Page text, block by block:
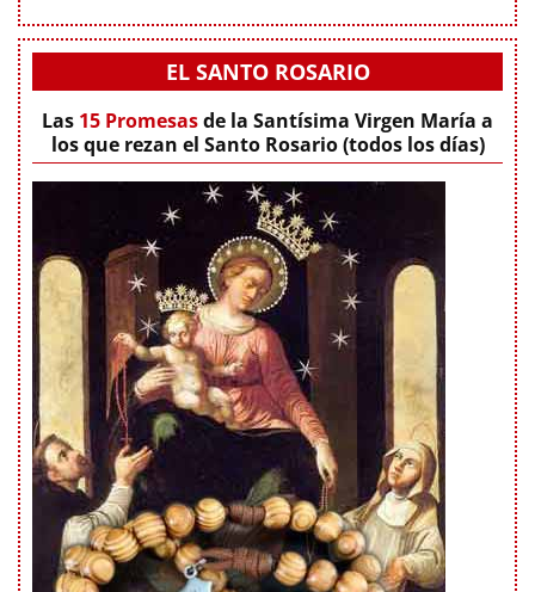
EL SANTO ROSARIO
Las 15 Promesasde la Santísima Virgen María a
los que rezan el Santo Rosario (todos los días)